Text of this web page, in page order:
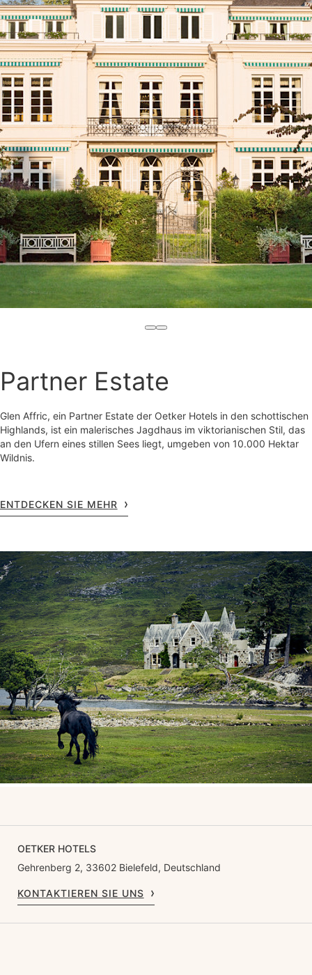
Partner Estate
Glen Affric, ein Partner Estate der Oetker Hotels in den schottischen
Highlands, ist ein malerisches Jagdhaus im viktorianischen Stil, das
an den Ufern eines stillen Sees liegt, umgeben von 10.000 Hektar
Wildnis.
ENTDECKEN SIE MEHR
OETKER HOTELS
Gehrenberg 2, 33602 Bielefeld, Deutschland
KONTAKTIEREN SIE UNS